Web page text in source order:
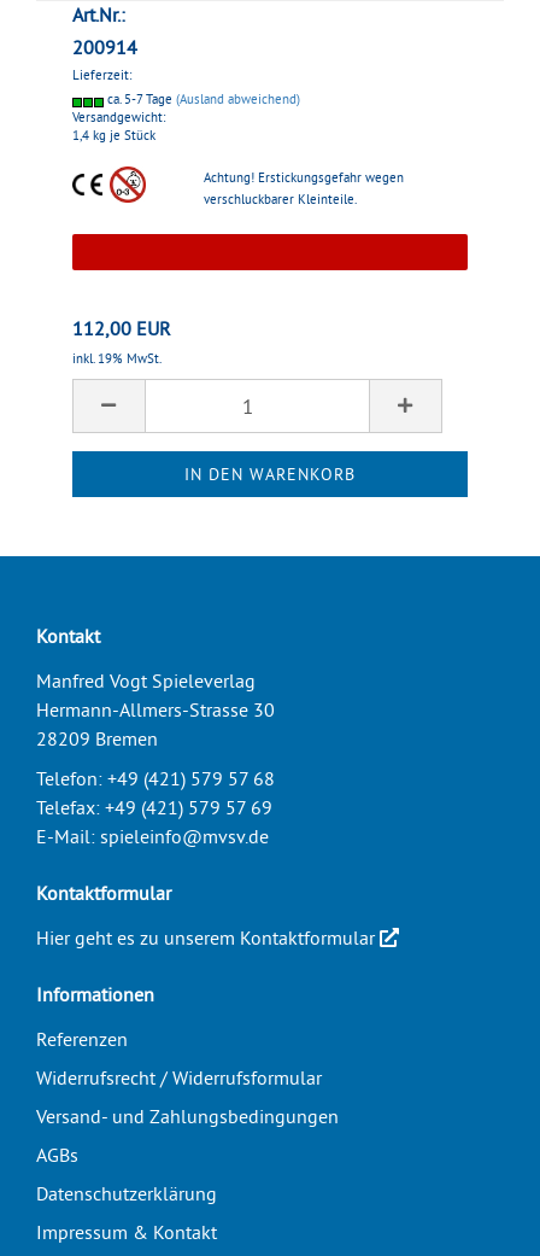
Art.Nr.:
200914
Lieferzeit:
ca. 5-7 Tage (Ausland abweichend)
Versandgewicht:
1,4 kg je Stück
Achtung! Erstickungsgefahr wegen
verschluckbarer Kleinteile.
112,00 EUR
inkl. 19% MwSt.
Kontakt
Manfred Vogt Spieleverlag
Hermann-Allmers-Strasse 30
28209 Bremen
Telefon: +49 (421) 579 57 68
Telefax: +49 (421) 579 57 69
E-Mail: spieleinfo@mvsv.de
Kontaktformular
Hier geht es zu unserem Kontaktformular
Informationen
Referenzen
Widerrufsrecht / Widerrufsformular
Versand- und Zahlungsbedingungen
AGBs
Datenschutzerklärung
Impressum & Kontakt